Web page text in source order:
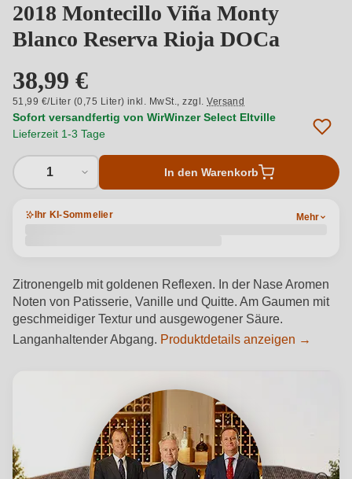
2018 Montecillo Viña Monty
Blanco Reserva Rioja DOCa
38,99 €
51,99 €/Liter (0,75 Liter) inkl. MwSt.,zzgl.Versand
Sofort versandfertig von WirWinzer Select Eltville
Lieferzeit 1-3 Tage
1 In den Warenkorb
Ihr KI-Sommelier Mehr
Zitronengelb mit goldenen Reflexen. In der Nase Aromen
Noten von Patisserie, Vanille und Quitte. Am Gaumen mit
geschmeidiger Textur und ausgewogener Säure.
Langanhaltender Abgang. Produktdetails anzeigen →